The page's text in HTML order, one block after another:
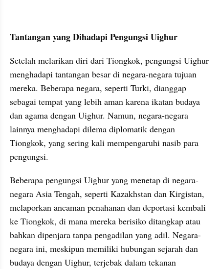
Tantangan yang Dihadapi Pengungsi Uighur
Setelah melarikan diri dari Tiongkok, pengungsi Uighur
menghadapi tantangan besar di negara-negara tujuan
mereka. Beberapa negara, seperti Turki, dianggap
sebagai tempat yang lebih aman karena ikatan budaya
dan agama dengan Uighur. Namun, negara-negara
lainnya menghadapi dilema diplomatik dengan
Tiongkok, yang sering kali mempengaruhi nasib para
pengungsi.
Beberapa pengungsi Uighur yang menetap di negara-
negara Asia Tengah, seperti Kazakhstan dan Kirgistan,
melaporkan ancaman penahanan dan deportasi kembali
ke Tiongkok, di mana mereka berisiko ditangkap atau
bahkan dipenjara tanpa pengadilan yang adil. Negara-
negara ini, meskipun memiliki hubungan sejarah dan
budaya dengan Uighur, terjebak dalam tekanan